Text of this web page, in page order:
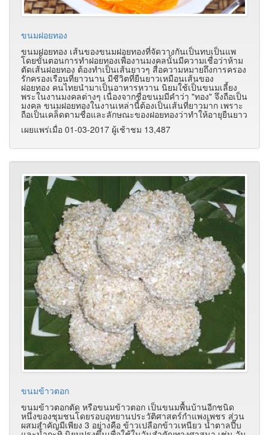
ขนมฝอยทอง
ขนมฝอยทอง เส้นของขนมฝอยทองที่จัดวางกันเป็นทบเป็นแพ
โดยขั้นตอนการทำฝอยทองเพื่องานมงคลนั้นมีความเชื่อว่าห้าม
ตัดเส้นฝอยทอง ต้องทำเป็นเส้นยาวๆ สื่อความหมายถึงการครอง
รักครองเรือนที่ยาวนาน มีชีวิตที่ยืนยาวเหมือนเส้นของ
ฝอยทอง คนไทยนำมาเป็นอาหารหวาน นิยมใช้เป็นขนมเลี้ยง
พระในงานมงคลต่างๆ เนื่องจากชื่อขนมมีคำว่า "ทอง" จึงถือเป็น
มงคล ขนมฝอยทองในงานเหล่านี้ต้องเป็นเส้นที่ยาวมาก เพราะ
ถือเป็นเคล็ดตามชื่อและลักษณะของฝอยทองว่าทำให้อายุยืนยาว
เผยแพร่เมื่อ 01-03-2017 ผู้เช้าชม 13,487
ขนมข้าวตอก
ขนมข้าวตอกตัด หรือขนมข้าวตอก เป็นขนมพื้นบ้านอีกชนิด
หนึ่งของชุมชนโดยรอบอุทยานประวัติศาสตร์กำแพงเพชร ส่วน
ผสมสำคัญมีเพียง 3 อย่างคือ ข้าวเปลือกข้าวเหนียว น้ำตาลปี๊บ